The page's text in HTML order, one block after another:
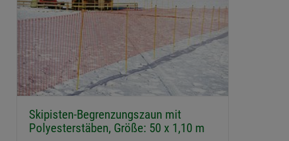
Skipisten-Begrenzungszaun mit
Polyesterstäben, Größe: 50 x 1,10 m